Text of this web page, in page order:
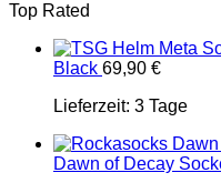
Top Rated
Black 69,90 €
Lieferzeit: 3 Tage
Dawn of Decay